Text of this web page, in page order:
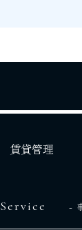
賃貸管理
Service -